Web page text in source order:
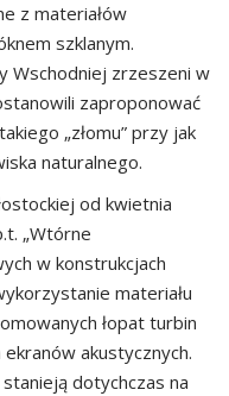
z materiałów
szklanym.
Wschodniej zrzeszeni w
zaproponować
„złomu” przy jak
naturalnego.
od kwietnia
„Wtórne
w konstrukcjach
materiału
łopat turbin
akustycznych.
dotychczas na